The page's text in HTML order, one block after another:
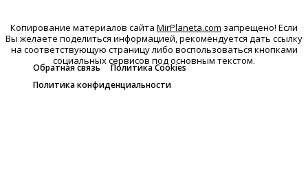
Копирование материалов сайта MirPlaneta.com запрещено! Если
Вы желаете поделиться информацией, рекомендуется дать ссылку
на соответствующую страницу либо воспользоваться кнопками
социальных сервисов под основным текстом.
Обратная связь
Политика Cookies
Политика конфиденциальности